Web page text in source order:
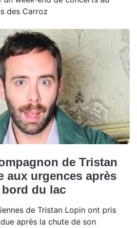
des Carroz
de Tristan
aux urgences après
du lac
de Tristan Lopin ont pris
après la chute de son